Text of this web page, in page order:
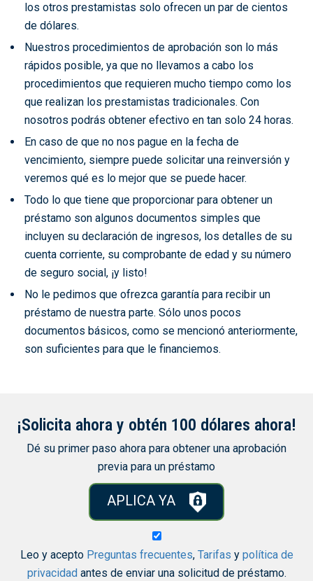
los otros prestamistas solo ofrecen un par de cientos
de dólares.
Nuestros procedimientos de aprobación son lo más
rápidos posible, ya que no llevamos a cabo los
procedimientos que requieren mucho tiempo como los
que realizan los prestamistas tradicionales. Con
nosotros podrás obtener efectivo en tan solo 24 horas.
En caso de que no nos pague en la fecha de
vencimiento, siempre puede solicitar una reinversión y
veremos qué es lo mejor que se puede hacer.
Todo lo que tiene que proporcionar para obtener un
préstamo son algunos documentos simples que
incluyen su declaración de ingresos, los detalles de su
cuenta corriente, su comprobante de edad y su número
de seguro social, ¡y listo!
No le pedimos que ofrezca garantía para recibir un
préstamo de nuestra parte. Sólo unos pocos
documentos básicos, como se mencionó anteriormente,
son suficientes para que le financiemos.
¡Solicita ahora y obtén 100 dólares ahora!
Dé su primer paso ahora para obtener una aprobación
previa para un préstamo
APLICA YA
Leo y acepto Preguntas frecuentes, Tarifas y política de
privacidad antes de enviar una solicitud de préstamo.